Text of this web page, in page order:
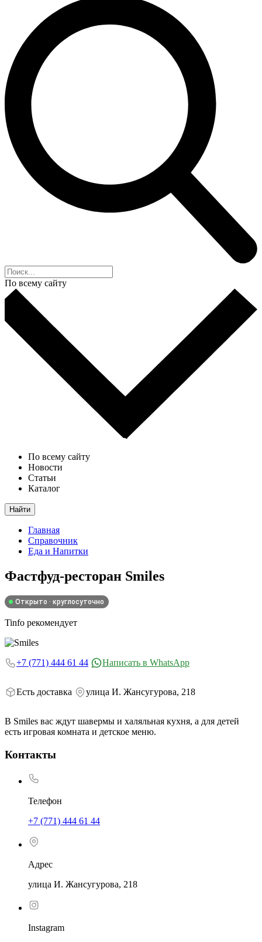
По всему сайту
По всему сайту
Новости
Статьи
Каталог
Найти
Главная
Справочник
Еда и Напитки
Фастфуд-ресторан Smiles
Открыто · круглосуточно
Tinfo рекомендует
+7 (771) 444 61 44 Написать в WhatsApp
Есть доставка улица И. Жансугурова, 218
В Smiles вас ждут шавермы и халяльная кухня, а для детей
есть игровая комната и детское меню.
Контакты
Телефон
+7 (771) 444 61 44
Адрес
улица И. Жансугурова, 218
Instagram